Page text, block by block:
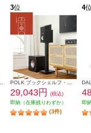
3位
29,043円
(税込)
即納（在庫残りわずか）
(3件)
4
即